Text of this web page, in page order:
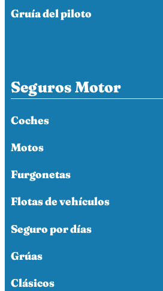
Gruía del piloto
Seguros Motor
Coches
Motos
Furgonetas
Flotas de vehículos
Seguro por días
Grúas
Clásicos